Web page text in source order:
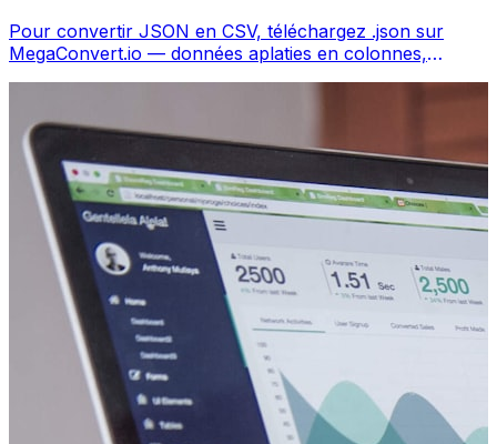
Pour convertir JSON en CSV, téléchargez .json sur
MegaConvert.io — données aplaties en colonnes,